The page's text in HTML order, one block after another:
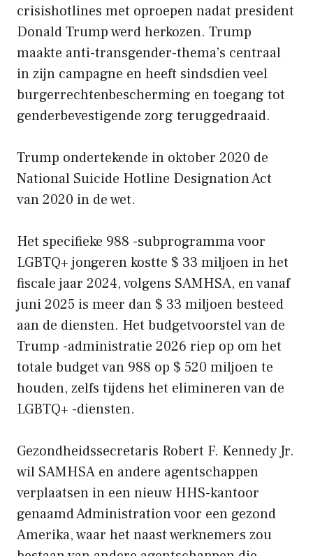
crisishotlines met oproepen nadat president
Donald Trump werd herkozen. Trump
maakte anti-transgender-thema’s centraal
in zijn campagne en heeft sindsdien veel
burgerrechtenbescherming en toegang tot
genderbevestigende zorg teruggedraaid.
Trump ondertekende in oktober 2020 de
National Suicide Hotline Designation Act
van 2020 in de wet.
Het specifieke 988 -subprogramma voor
LGBTQ+ jongeren kostte $ 33 miljoen in het
fiscale jaar 2024, volgens SAMHSA, en vanaf
juni 2025 is meer dan $ 33 miljoen besteed
aan de diensten. Het budgetvoorstel van de
Trump -administratie 2026 riep op om het
totale budget van 988 op $ 520 miljoen te
houden, zelfs tijdens het elimineren van de
LGBTQ+ -diensten.
Gezondheidssecretaris Robert F. Kennedy Jr.
wil SAMHSA en andere agentschappen
verplaatsen in een nieuw HHS-kantoor
genaamd Administration voor een gezond
Amerika, waar het naast werknemers zou